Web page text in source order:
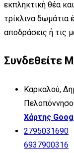
εκπληκτική θέα
τρίκλινα δωμάτια
αποδράσεις ή τις
Συνδεθείτε
Καρκαλού,
Χάρτης
2795031690
6937900316